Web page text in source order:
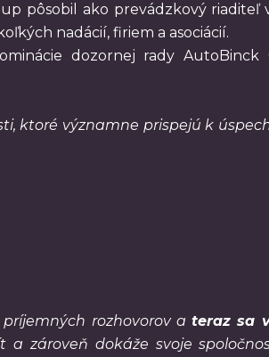
pôsobil ako prevádzkový riaditeľ
nadácií, firiem a asociácií.
dozornej rady
ktoré významne prispejú k
rozhovorov ateraz sa
zároveň dokáže svoje